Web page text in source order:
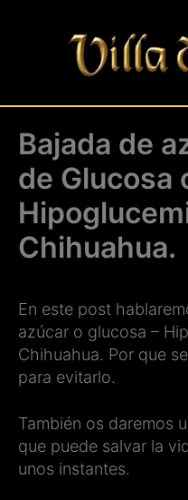
Bajada de
de Glucosa
Chihuahua.
En este post
azúcar o glucosa –
Chihuahua. Por que
para evitarlo.
También os daremos
que puede salvar la
unos instantes.